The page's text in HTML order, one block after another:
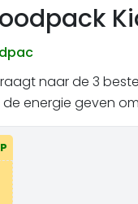
naar de 3
de energie geven